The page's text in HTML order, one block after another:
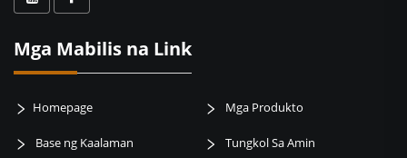
Mga Mabilis na Link
Homepage Mga Produkto
Base ng Kaalaman Tungkol Sa Amin